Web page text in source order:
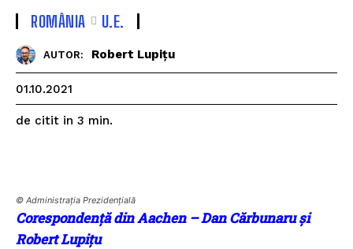
ROMÂNIA U.E.
AUTOR: Robert Lupițu
01.10.2021
de citit in 3 min.
© Administrația Prezidențială
Corespondență din Aachen – Dan Cărbunaru și
Robert Lupițu